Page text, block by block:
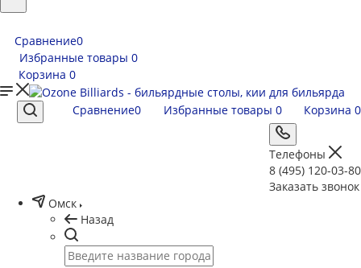
Сравнение0
Избранные товары 0
Корзина 0
Сравнение0 Избранные товары 0 Корзина 0
Телефоны
8 (495) 120-03-80
Заказать звонок
Омск
Назад